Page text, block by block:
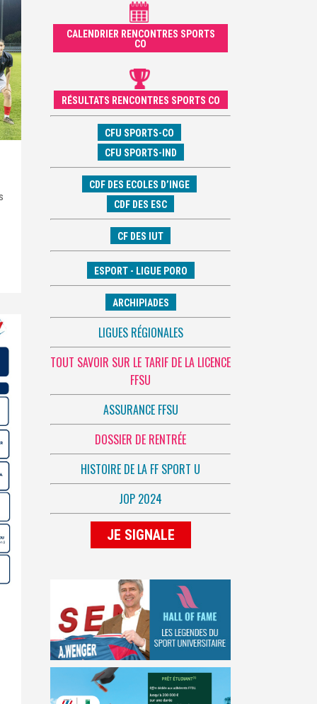
CALENDRIER RENCONTRES SPORTS
CO
RÉSULTATS RENCONTRES SPORTS CO
CFU SPORTS-CO
CFU SPORTS-IND
CDF DES ECOLES D’INGE
CDF DES ESC
CF DES IUT
ESPORT - LIGUE PORO
ARCHIPIADES
LIGUES RÉGIONALES
TOUT SAVOIR SUR LE TARIF DE LA LICENCE
FFSU
ASSURANCE FFSU
DOSSIER DE RENTRÉE
HISTOIRE DE LA FF SPORT U
JOP 2024
JE SIGNALE